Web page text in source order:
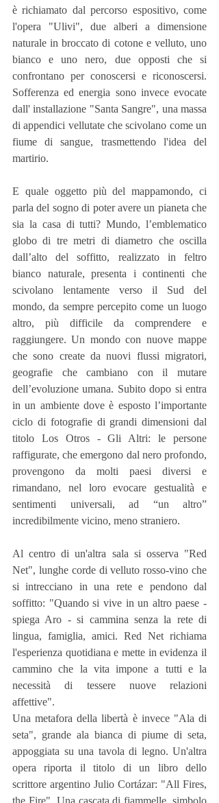
è richiamato dal percorso espositivo, come
l'opera "Ulivi", due alberi a dimensione
naturale in broccato di cotone e velluto, uno
bianco e uno nero, due opposti che si
confrontano per conoscersi e riconoscersi.
Sofferenza ed energia sono invece evocate
dall' installazione "Santa Sangre", una massa
di appendici vellutate che scivolano come un
fiume di sangue, trasmettendo l'idea del
martirio.
E quale oggetto più del mappamondo, ci
parla del sogno di poter avere un pianeta che
sia la casa di tutti? Mundo, l’emblematico
globo di tre metri di diametro che oscilla
dall’alto del soffitto, realizzato in feltro
bianco naturale, presenta i continenti che
scivolano lentamente verso il Sud del
mondo, da sempre percepito come un luogo
altro, più difficile da comprendere e
raggiungere. Un mondo con nuove mappe
che sono create da nuovi flussi migratori,
geografie che cambiano con il mutare
dell’evoluzione umana. Subito dopo si entra
in un ambiente dove è esposto l’importante
ciclo di fotografie di grandi dimensioni dal
titolo Los Otros - Gli Altri: le persone
raffigurate, che emergono dal nero profondo,
provengono da molti paesi diversi e
rimandano, nel loro evocare gestualità e
sentimenti universali, ad “un altro”
incredibilmente vicino, meno straniero.
Al centro di un'altra sala si osserva "Red
Net", lunghe corde di velluto rosso-vino che
si intrecciano in una rete e pendono dal
soffitto: "Quando si vive in un altro paese -
spiega Aro - si cammina senza la rete di
lingua, famiglia, amici. Red Net richiama
l'esperienza quotidiana e mette in evidenza il
cammino che la vita impone a tutti e la
necessità di tessere nuove relazioni
affettive".
Una metafora della libertà è invece "Ala di
seta", grande ala bianca di piume di seta,
appoggiata su una tavola di legno. Un'altra
opera riporta il titolo di un libro dello
scrittore argentino Julio Cortázar: "All Fires,
the Fire". Una cascata di fiammelle, simbolo